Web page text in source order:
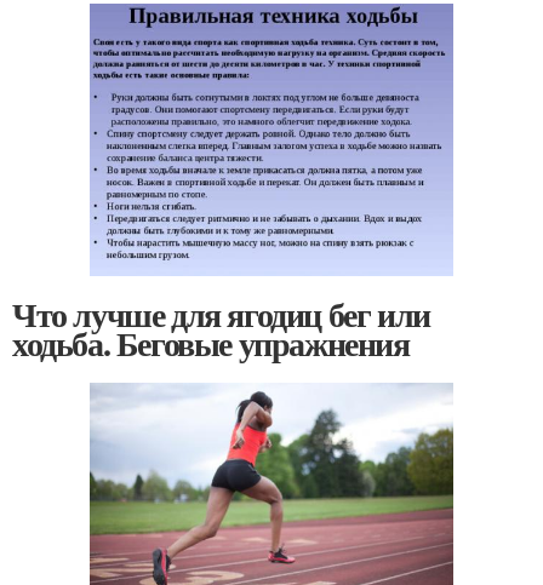
Что лучше для ягодиц бег или
ходьба. Беговые упражнения